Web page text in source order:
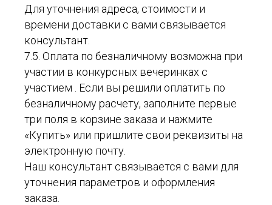
Для уточнения адреса, стоимости и
времени доставки с вами связывается
консультант.
7.5. Оплата по безналичному возможна при
участии в конкурсных вечеринках с
участием . Если вы решили оплатить по
безналичному расчету, заполните первые
три поля в корзине заказа и нажмите
«Купить» или пришлите свои реквизиты на
электронную почту.
Наш консультант связывается с вами для
уточнения параметров и оформления
заказа.